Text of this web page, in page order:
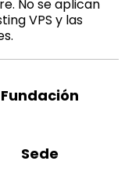
No se aplican
VPS y las
Fundación
Sede